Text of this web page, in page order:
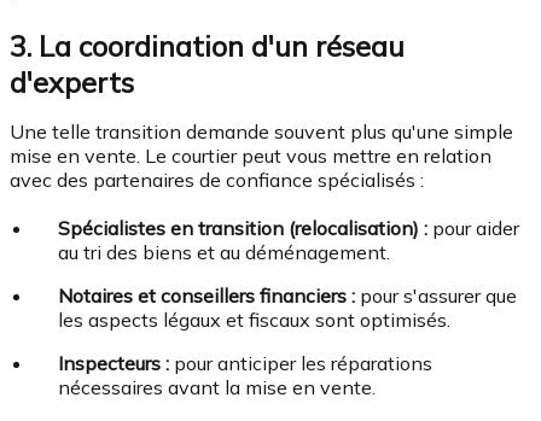
3. La coordination d'un réseau
d'experts
Une telle transition demande souvent plus qu'une simple
mise en vente. Le courtier peut vous mettre en relation
avec des partenaires de confiance spécialisés :
Spécialistes en transition (relocalisation) : pour aider
au tri des biens et au déménagement.
Notaires et conseillers financiers : pour s'assurer que
les aspects légaux et fiscaux sont optimisés.
Inspecteurs : pour anticiper les réparations
nécessaires avant la mise en vente.